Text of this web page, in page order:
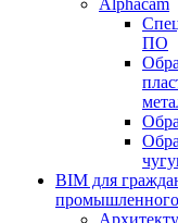
Alphacam
ПО
BIM для
промышленного